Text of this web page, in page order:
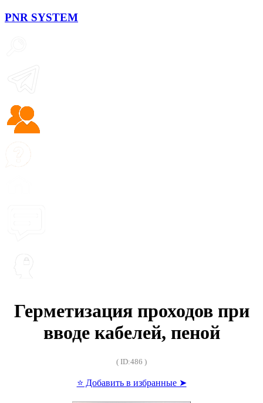
PNR SYSTEM
Герметизация проходов при
вводе кабелей, пеной
( ID:486 )
⭐ Добавить в избранные ➤